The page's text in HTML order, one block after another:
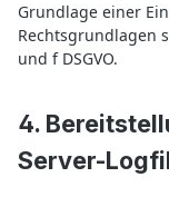
Grundlage einer
Rechtsgrundlagen
und f DSGVO.
4.
Server-